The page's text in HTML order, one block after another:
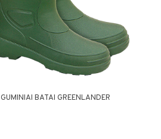
GUMINIAI BATAI GREENLANDER